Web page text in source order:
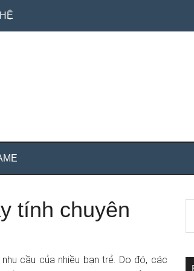
tính chuyên
cầu của nhiều bạn trẻ. Do đó, các